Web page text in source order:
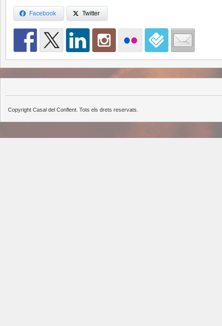
Facebook Twitter
Copyright Casal del Conflent. Tots els drets reservats.